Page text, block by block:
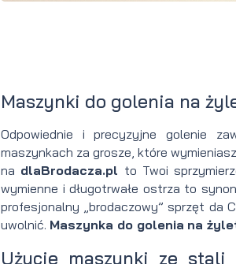
Maszynki do golenia na
Odpowiednie i precyzyjne golenie
maszynkach za grosze, które
na dlaBrodacza.pl to Twoi
wymienne i długotrwałe ostrza to
profesjonalny „brodaczowy” sprzęt da
uwolnić. Maszynka do golenia na
Użycie maszynki ze stali